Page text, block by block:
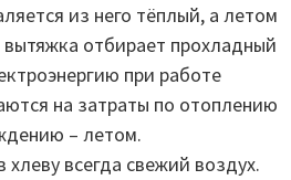
из него тёплый, а летом
вытяжка отбирает прохладный
при работе
на затраты по отоплению
– летом.
всегда свежий воздух.